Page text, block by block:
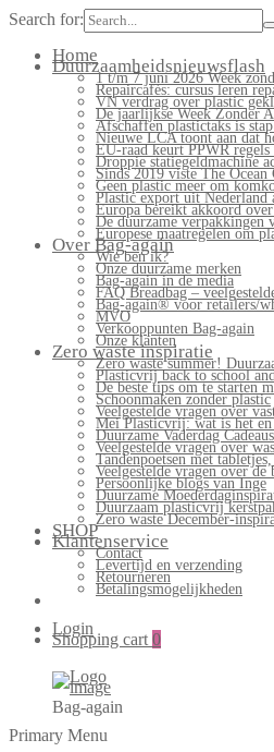
Search for:
Home
Duurzaamheidsnieuwsflash
1 t/m 7 juni 2026 Week
Repaircafés: cursus leren
VN verdrag over plastic
De jaarlijkse Week Zonder
Afschaffen plastictaks is
Nieuwe LCA toont aan dat
EU-raad keurt PPWR
Droppie statiegeldmachine
Sinds 2019 viste The
Geen plastic meer om
Plastic export uit Nederland
Europa bereikt akkoord
De duurzame verpakkingen
Europese maatregelen om
Over Bag-again
Wie ben ik?
Onze duurzame merken
Bag-again in de media
FAQ Breadbag –
Bag-again® voor retailers/
MVO
Verkooppunten Bag-again
Onze klanten
Zero waste inspiratie
Zero waste summer!
Plasticvrij back to school
De beste tips om te starten
Schoonmaken zonder plastic
Veelgestelde vragen over
Mei Plasticvrij: wat is het en
Duurzame Vaderdag
Veelgestelde vragen over
Tandenpoetsen met
Veelgestelde vragen over de
Persoonlijke blogs van Inge
Duurzame
Duurzaam plasticvrij
Zero waste December-
SHOP
Klantenservice
Contact
Levertijd en verzending
Retourneren
Betalingsmogelijkheden
Login
Shopping cart 0
Bag-again
Primary Menu